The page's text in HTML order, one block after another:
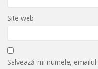
Site web
Salvează-mi numele,